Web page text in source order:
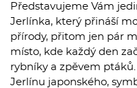
Představujeme Vám
Jerlínka, který přináší
přírody, přitom jen pár
místo, kde každý den
rybníky a zpěvem
Jerlínu japonského,